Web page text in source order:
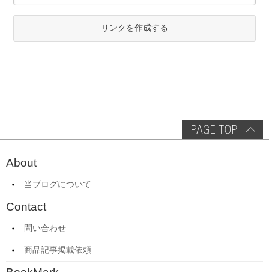
リンクを作成する
About
当ブログについて
Contact
問い合わせ
商品記事掲載依頼